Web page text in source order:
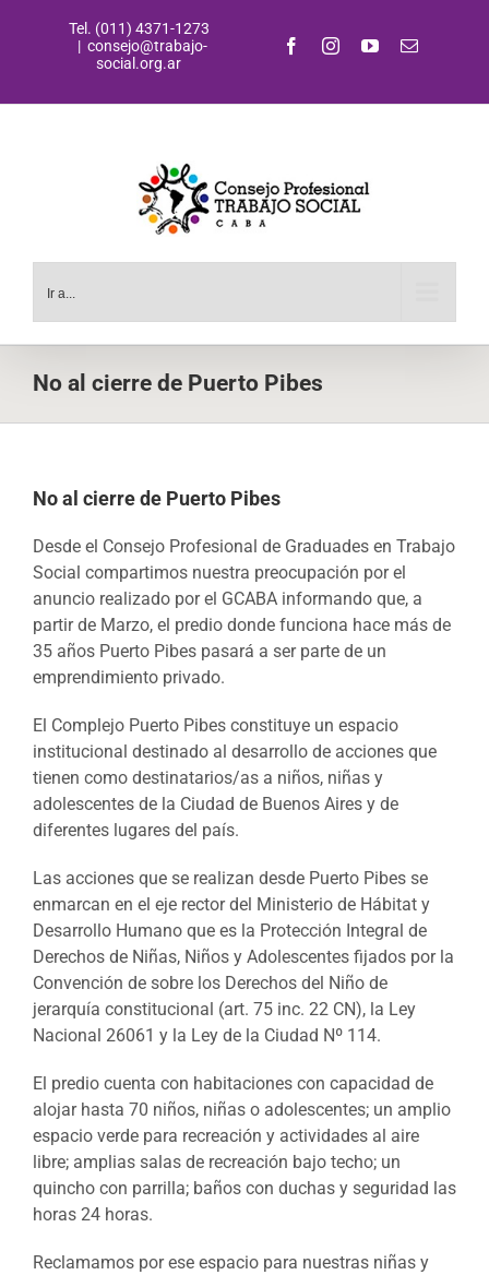
Tel. (011) 4371-1273
| consejo@trabajo-
social.org.ar
FacebookInstagramYouTubeCorreo
Ir a...
No al cierre de Puerto Pibes
No al cierre de Puerto Pibes
Desde el Consejo Profesional de Graduades en Trabajo
Social compartimos nuestra preocupación por el
anuncio realizado por el GCABA informando que, a
partir de Marzo, el predio donde funciona hace más de
35 años Puerto Pibes pasará a ser parte de un
emprendimiento privado.
El Complejo Puerto Pibes constituye un espacio
institucional destinado al desarrollo de acciones que
tienen como destinatarios/as a niños, niñas y
adolescentes de la Ciudad de Buenos Aires y de
diferentes lugares del país.
Las acciones que se realizan desde Puerto Pibes se
enmarcan en el eje rector del Ministerio de Hábitat y
Desarrollo Humano que es la Protección Integral de
Derechos de Niñas, Niños y Adolescentes fijados por la
Convención de sobre los Derechos del Niño de
jerarquía constitucional (art. 75 inc. 22 CN), la Ley
Nacional 26061 y la Ley de la Ciudad Nº 114.
El predio cuenta con habitaciones con capacidad de
alojar hasta 70 niños, niñas o adolescentes; un amplio
espacio verde para recreación y actividades al aire
libre; amplias salas de recreación bajo techo; un
quincho con parrilla; baños con duchas y seguridad las
horas 24 horas.
Reclamamos por ese espacio para nuestras niñas y